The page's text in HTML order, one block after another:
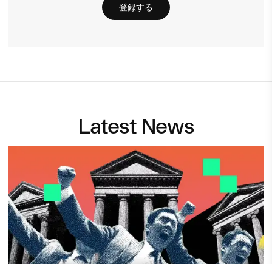
登録する
Latest News